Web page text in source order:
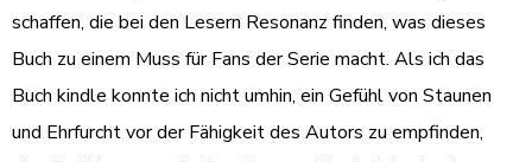
schaffen, die bei den Lesern Resonanz finden, was dieses
Buch zu einem Muss für Fans der Serie macht. Als ich das
Buch kindle konnte ich nicht umhin, ein Gefühl von Staunen
und Ehrfurcht vor der Fähigkeit des Autors zu empfinden,